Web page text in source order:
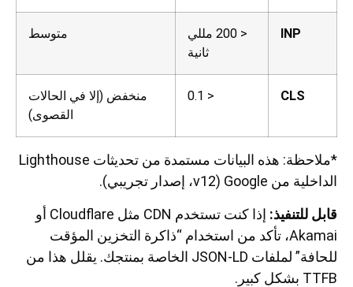
INP
< 200 مللي
ثانية
متوسط
CLS
< 0.1
منخفض (إلا في الحالات
القصوى)
*ملاحظة: هذه البيانات مستمدة من تحديثات Lighthouse
الداخلية من Google (v12، إصدار تجريبي).
قابل للتنفيذ:
إذا كنت تستخدم CDN مثل Cloudflare أو
Akamai، تأكد من استخدام “ذاكرة التخزين المؤقت
للحافة” لملفات JSON-LD الخاصة بمنتجك. يقلل هذا من
TTFB بشكل كبير.